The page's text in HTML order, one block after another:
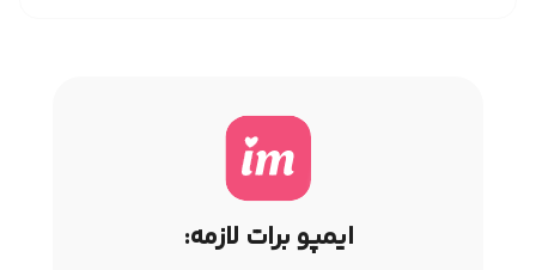
ایمپو برات لازمه: